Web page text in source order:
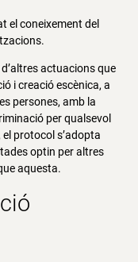
el coneixement del
actuacions que
i creació escènica, a
persones, amb la
per qualsevol
protocol s’adopta
optin per altres
aquesta.